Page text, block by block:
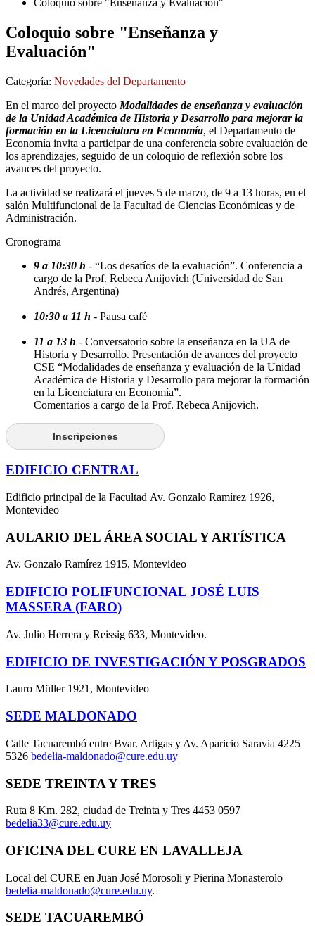
Coloquio sobre "Enseñanza y
Evaluación"
Categoría: Novedades del Departamento
En el marco del proyecto Modalidades de enseñanza y evaluación
de la Unidad Académica de Historia y Desarrollo para mejorar la
formación en la Licenciatura en Economía, el Departamento de
Economía invita a participar de una conferencia sobre evaluación de
los aprendizajes, seguido de un coloquio de reflexión sobre los
avances del proyecto.
La actividad se realizará el jueves 5 de marzo, de 9 a 13 horas, en el
salón Multifuncional de la Facultad de Ciencias Económicas y de
Administración.
Cronograma
9 a 10:30 h - “Los desafíos de la evaluación”. Conferencia a
cargo de la Prof. Rebeca Anijovich (Universidad de San
Andrés, Argentina)
10:30 a 11 h - Pausa café
11 a 13 h - Conversatorio sobre la enseñanza en la UA de
Historia y Desarrollo. Presentación de avances del proyecto
CSE “Modalidades de enseñanza y evaluación de la Unidad
Académica de Historia y Desarrollo para mejorar la formación
en la Licenciatura en Economía”.
Comentarios a cargo de la Prof. Rebeca Anijovich.
Inscripciones
EDIFICIO CENTRAL
Edificio principal de la Facultad Av. Gonzalo Ramírez 1926,
Montevideo
AULARIO DEL ÁREA SOCIAL Y ARTÍSTICA
Av. Gonzalo Ramírez 1915, Montevideo
EDIFICIO POLIFUNCIONAL JOSÉ LUIS
MASSERA (FARO)
Av. Julio Herrera y Reissig 633, Montevideo.
EDIFICIO DE INVESTIGACIÓN Y POSGRADOS
Lauro Müller 1921, Montevideo
SEDE MALDONADO
Calle Tacuarembó entre Bvar. Artigas y Av. Aparicio Saravia 4225
5326 bedelia-maldonado@cure.edu.uy
SEDE TREINTA Y TRES
Ruta 8 Km. 282, ciudad de Treinta y Tres 4453 0597
bedelia33@cure.edu.uy
OFICINA DEL CURE EN LAVALLEJA
Local del CURE en Juan José Morosoli y Pierina Monasterolo
bedelia-maldonado@cure.edu.uy.
SEDE TACUAREMBÓ